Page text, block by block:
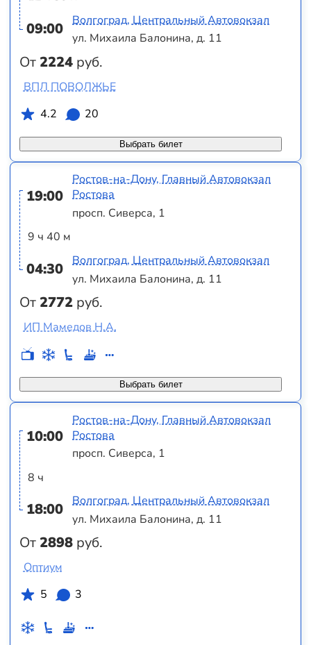
09:00
От2224 руб.
Волгоград, Центральный Автовокзал
ул. Михаила Балонина, д. 11
Выбрать билет
ВПЛ ПОВОЛЖЬЕ
4.2
20
19:00
9 ч 40 м
04:30
От2772 руб.
Ростов-на-Дону, Главный Автовокзал
Ростова
просп. Сиверса, 1
Волгоград, Центральный Автовокзал
ул. Михаила Балонина, д. 11
Выбрать билет
ИП Мамедов Н.А.
10:00
8 ч
18:00
От2898 руб.
Ростов-на-Дону, Главный Автовокзал
Ростова
просп. Сиверса, 1
Волгоград, Центральный Автовокзал
ул. Михаила Балонина, д. 11
Оптиум
5
3